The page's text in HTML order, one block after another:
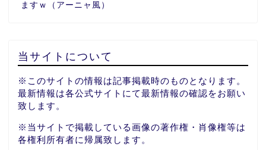
ますｗ（アーニャ風）
当サイトについて
※このサイトの情報は記事掲載時のものとなります。
最新情報は各公式サイトにて最新情報の確認をお願い
致します。
※当サイトで掲載している画像の著作権・肖像権等は
各権利所有者に帰属致します。